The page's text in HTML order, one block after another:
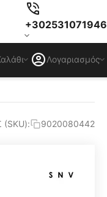
+302531071946
Λογαριασμός
(SKU): 9020080442